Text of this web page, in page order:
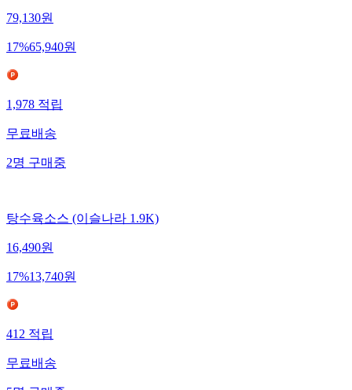
79,130원
17%65,940원
1,978적립
무료배송
2명구매중
탕수육소스 (이슬나라 1.9K)
16,490원
17%13,740원
412적립
무료배송